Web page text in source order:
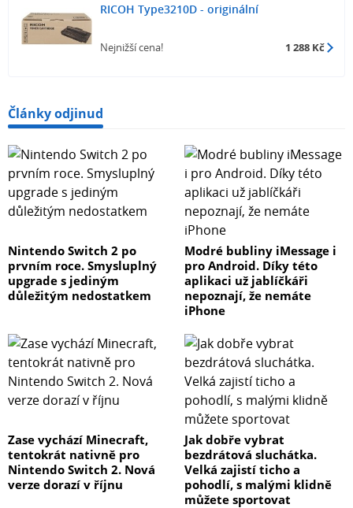
RICOH Type3210D - originální
Nejnižší cena! 1 288 Kč
Články odjinud
Nintendo Switch 2 po
prvním roce. Smysluplný
upgrade s jediným
důležitým nedostatkem
Modré bubliny iMessage i
pro Android. Díky této
aplikaci už jablíčkáři
nepoznají, že nemáte
iPhone
Zase vychází Minecraft,
tentokrát nativně pro
Nintendo Switch 2. Nová
verze dorazí v říjnu
Jak dobře vybrat
bezdrátová sluchátka.
Velká zajistí ticho a
pohodlí, s malými klidně
můžete sportovat